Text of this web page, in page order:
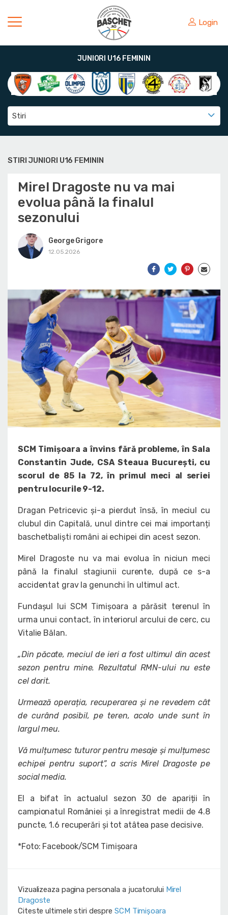
Login
JUNIORI U16 FEMININ
Stiri
STIRI JUNIORI U16 FEMININ
Mirel Dragoste nu va mai
evolua până la finalul
sezonului
George Grigore
12.05.2026
SCM Timișoara a învins fără probleme, în Sala
Constantin Jude, CSA Steaua București, cu
scorul de 85 la 72, în primul meci al seriei
pentru locurile 9-12.
Dragan Petricevic și-a pierdut însă, în meciul cu
clubul din Capitală, unul dintre cei mai importanți
baschetbaliști români ai echipei din acest sezon.
Mirel Dragoste nu va mai evolua în niciun meci
până la finalul stagiunii curente, după ce s-a
accidentat grav la genunchi în ultimul act.
Fundașul lui SCM Timișoara a părăsit terenul în
urma unui contact, în interiorul arcului de cerc, cu
Vitalie Bălan.
„Din păcate, meciul de ieri a fost ultimul din acest
sezon pentru mine. Rezultatul RMN-ului nu este
cel dorit.
Urmează operația, recuperarea și ne revedem cât
de curând posibil, pe teren, acolo unde sunt în
largul meu.
Vă mulțumesc tuturor pentru mesaje și mulțumesc
echipei pentru suport”, a scris Mirel Dragoste pe
social media.
El a bifat în actualul sezon 30 de apariții în
campionatul României și a înregistrat medii de 4.8
puncte, 1.6 recuperări și tot atâtea pase decisive.
*Foto: Facebook/SCM Timișoara
Vizualizeaza pagina personala a jucatorului Mirel
Dragoste
Citeste ultimele stiri despre SCM Timișoara